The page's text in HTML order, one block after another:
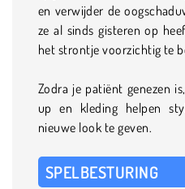
en verwijder de
ze al sinds gisteren op
het strontje voorzichtig te
Zodra je patiënt genezen
up en kleding helpen
nieuwe look te geven.
SPELBESTURING